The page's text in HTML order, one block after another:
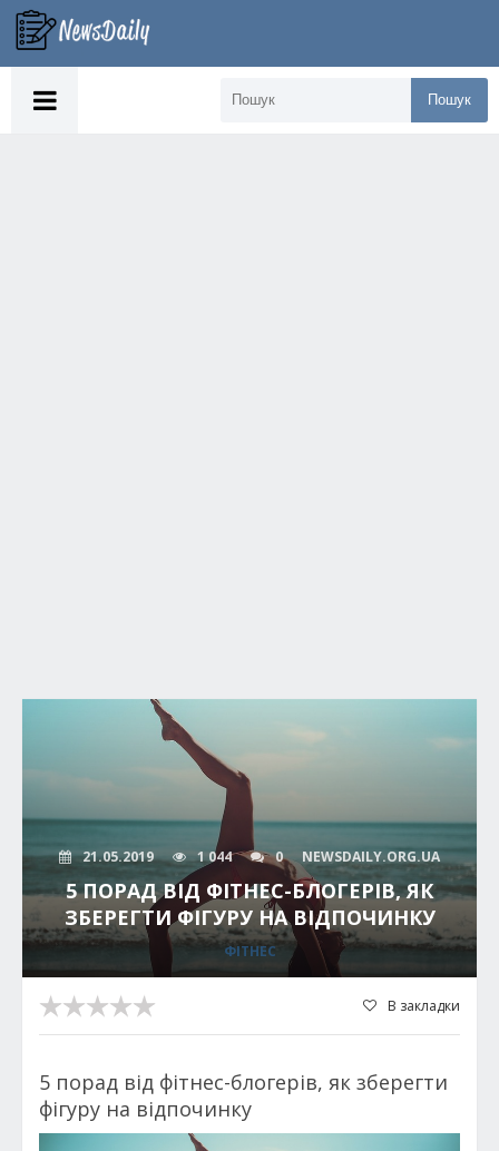
Пошук
21.05.2019 1 044 0 NEWSDAILY.ORG.UA
5 ПОРАД ВІД ФІТНЕС-БЛОГЕРІВ, ЯК
ЗБЕРЕГТИ ФІГУРУ НА ВІДПОЧИНКУ
ФІТНЕС
В закладки
5 порад від фітнес-блогерів, як зберегти
фігуру на відпочинку